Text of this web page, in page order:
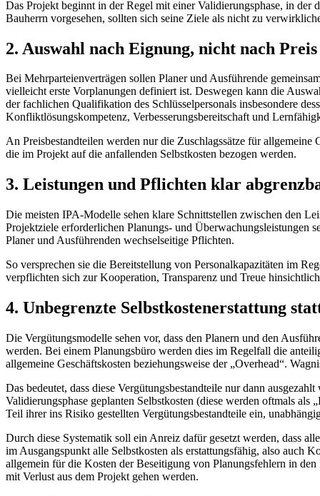
Das Projekt beginnt in der Regel mit einer Validierungsphase, in
Bauherrn vorgesehen, sollten sich seine Ziele als nicht zu
2. Auswahl nach Eignung, nicht nach Preis
Bei Mehrparteienverträgen sollen Planer und Ausführende
vielleicht erste Vorplanungen definiert ist. Deswegen kann die
der fachlichen Qualifikation des Schlüsselpersonals insbesondere
Konfliktlösungskompetenz, Verbesserungsbereitschaft und
An Preisbestandteilen werden nur die Zuschlagssätze für
die im Projekt auf die anfallenden Selbstkosten bezogen werden.
3. Leistungen und Pflichten klar
Die meisten IPA-Modelle sehen klare Schnittstellen zwischen den
Projektziele erforderlichen Planungs- und Überwachungsleistungen
Planer und Ausführenden wechselseitige Pflichten.
So versprechen sie die Bereitstellung von Personalkapazitäten im
verpflichten sich zur Kooperation, Transparenz und Treue
4. Unbegrenzte Selbstkostenerstattung
Die Vergütungsmodelle sehen vor, dass den Planern und den
werden. Bei einem Planungsbüro werden dies im Regelfall die
allgemeine Geschäftskosten beziehungsweise der „Overhead“.
Das bedeutet, dass diese Vergütungsbestandteile nur dann
Validierungsphase geplanten Selbstkosten (diese werden oftmals
Teil ihrer ins Risiko gestellten Vergütungsbestandteile ein,
Durch diese Systematik soll ein Anreiz dafür gesetzt werden, dass
im Ausgangspunkt alle Selbstkosten als erstattungsfähig, also auch
allgemein für die Kosten der Beseitigung von Planungsfehlern in
mit Verlust aus dem Projekt gehen werden.